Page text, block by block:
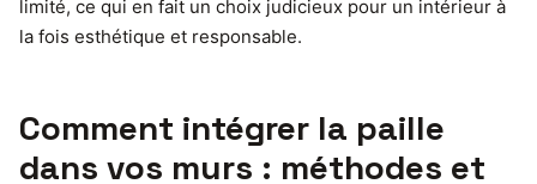
limité, ce qui en fait un choix judicieux pour un intérieur à
la fois esthétique et responsable.
Comment intégrer la paille
dans vos murs : méthodes et